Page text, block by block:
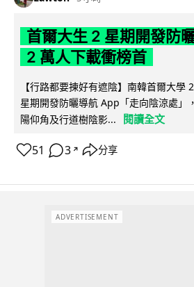
首爾大生 2 星期開發防
2 萬人下載衝榜首
【行路都要揀好有遮陰】南韓首爾大學
星期開發防曬導航 App「走向陰涼處」
陽仰角及行道樹陰影...
閱讀全文
51 3 ↗ 分享
ADVERTISEMENT